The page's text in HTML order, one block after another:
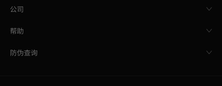
公司
帮助
防伪查询